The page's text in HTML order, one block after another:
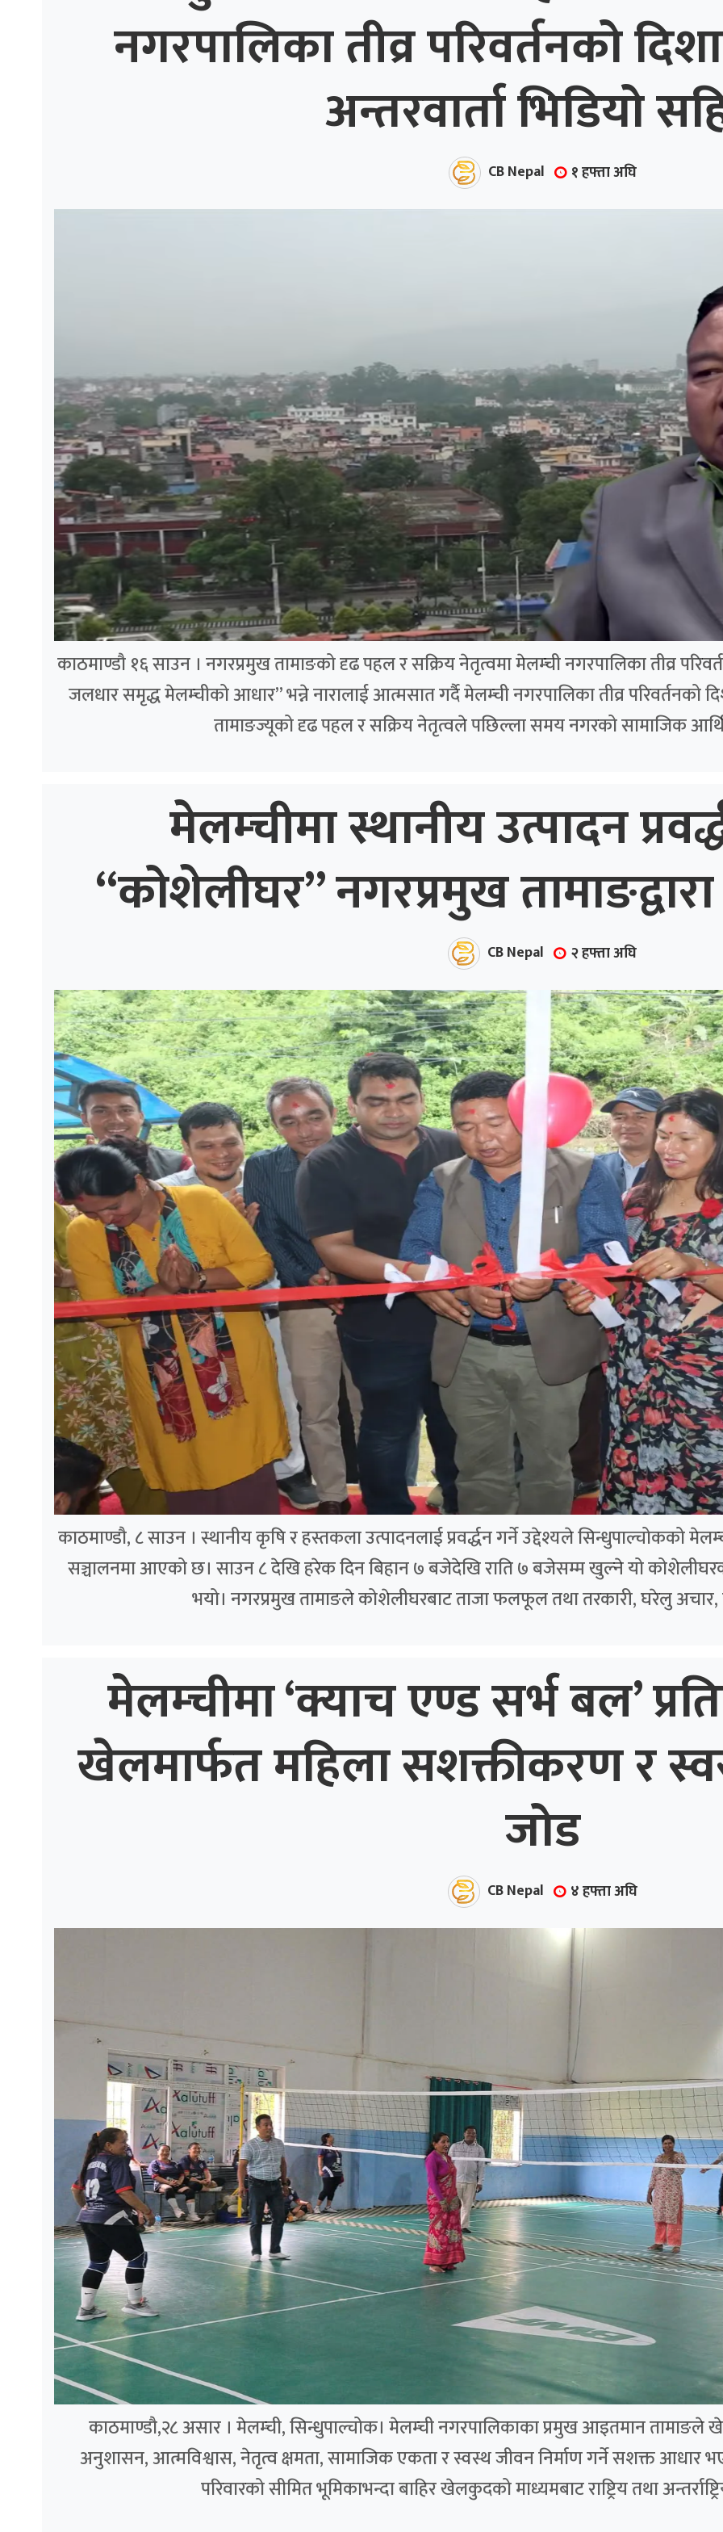
नगरपालिका तीव्र परिवर्तनको
अन्तरवार्ता भिडियो
CB Nepal १ हफ्ता अघि
काठमाण्डौ १६ साउन । नगरप्रमुख तामाङको दृढ पहल र सक्रिय नेतृत्वमा मेलम्ची नगरपालिका तीव्र
जलधार समृद्ध मेलम्चीको आधार” भन्ने नारालाई आत्मसात गर्दै मेलम्ची नगरपालिका तीव्र परिवर्तनको
तामाङज्यूको दृढ पहल र सक्रिय नेतृत्वले पछिल्ला समय नगरको सामाजिक
मेलम्चीमा स्थानीय उत्पादन
“कोशेलीघर” नगरप्रमुख
CB Nepal २ हफ्ता अघि
काठमाण्डौ, ८ साउन । स्थानीय कृषि र हस्तकला उत्पादनलाई प्रवर्द्धन गर्ने उद्देश्यले सिन्धुपाल्चोकको
सञ्चालनमा आएको छ। साउन ८ देखि हरेक दिन बिहान ७ बजेदेखि राति ७ बजेसम्म खुल्ने यो
भयो। नगरप्रमुख तामाङले कोशेलीघरबाट ताजा फलफूल तथा तरकारी, घरेलु
मेलम्चीमा ‘क्याच एण्ड सर्भ बल’
खेलमार्फत महिला सशक्तीकरण र
जोड
CB Nepal ४ हफ्ता अघि
काठमाण्डौ,२८ असार । मेलम्ची, सिन्धुपाल्चोक। मेलम्ची नगरपालिकाका प्रमुख आइतमान तामाङले
अनुशासन, आत्मविश्वास, नेतृत्व क्षमता, सामाजिक एकता र स्वस्थ जीवन निर्माण गर्ने सशक्त आधार
परिवारको सीमित भूमिकाभन्दा बाहिर खेलकुदको माध्यमबाट राष्ट्रिय तथा